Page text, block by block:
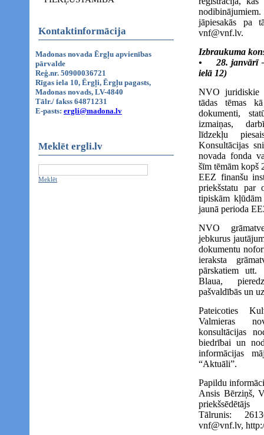
Kontaktinformācija
Madonas novada Ērgļu apvienības
pārvalde
Reģ.nr. 50900036721
Rīgas iela 10, Ērgļi, Ērgļu pagasts,
Madonas novads, LV-4840
Tālr./ fakss 64871231
E-pasts: ergli@madona.lv
Meklēt ergli.lv
Meklēt
jāpiesakās pa
vnf@vnf.lv.
Izbraukuma
• 28. janvārī –
ielā 12)
NVO juridiskie
tādas tēmas
dokumenti,
izmaiņas,
līdzekļu
Konsultācijas
novada fonda
šīm tēmām kopš
EEZ finanšu
priekšstatu par
tipiskām
jaunā perioda
NVO
jebkurus
dokumentu
ieraksta
pārskatiem utt.
Blaua,
pašvaldībās un
Pateicoties
Valmieras
konsultācijas
biedrībai un
informācijas
“Aktuāli”.
Papildu
Ansis Bērziņš,
priekšsēdētājs
Tālrunis:
vnf@vnf.lv,